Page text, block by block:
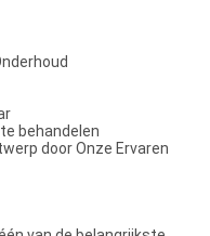
door Onze Ervaren